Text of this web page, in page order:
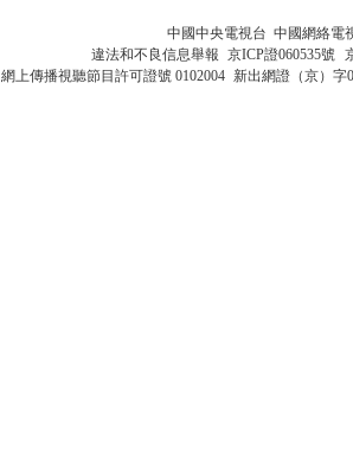
中國中央電視台 中國網絡電
違法和不良信息舉報 京ICP證060535號
網上傳播視聽節目許可證號 0102004 新出網證（京）